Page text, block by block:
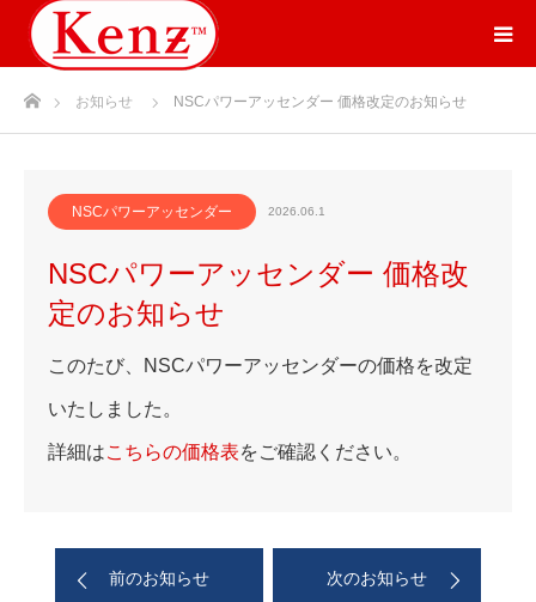
ホームお知らせ NSCパワーアッセンダー 価格改定のお知らせ
NSCパワーアッセンダー 2026.06.1
NSCパワーアッセンダー 価格改
定のお知らせ
このたび、NSCパワーアッセンダーの価格を改定
いたしました。
詳細はこちらの価格表をご確認ください。
前のお知らせ 次のお知らせ